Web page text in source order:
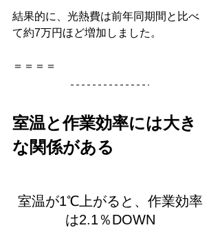
結果的に、光熱費は前年同期間と比べ
て約7万円ほど増加しました。
＝＝＝＝
室温と作業効率には大き
な関係がある
室温が1℃上がると、作業効率
は2.1％DOWN